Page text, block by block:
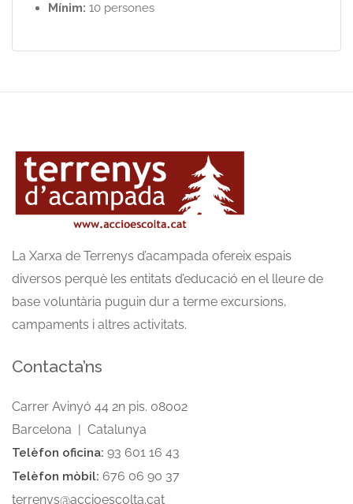
Mínim: 10 persones
La Xarxa de Terrenys d’acampada ofereix espais
diversos perquè les entitats d’educació en el lleure de
base voluntària puguin dur a terme excursions,
campaments i altres activitats.
Contacta’ns
Carrer Avinyó 44 2n pis. 08002
Barcelona | Catalunya
Telèfon oficina: 93 601 16 43
Telèfon mòbil: 676 06 90 37
terrenys@accioescolta.cat